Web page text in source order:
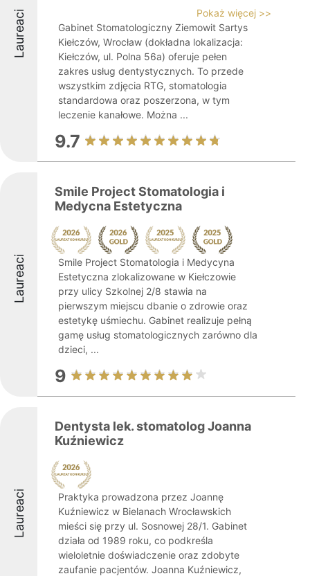
Laureaci
Pokaż więcej >>
Gabinet Stomatologiczny Ziemowit Sartys
Kiełczów, Wrocław (dokładna lokalizacja:
Kiełczów, ul. Polna 56a) oferuje pełen
zakres usług dentystycznych. To przede
wszystkim zdjęcia RTG, stomatologia
standardowa oraz poszerzona, w tym
leczenie kanałowe. Można ...
9.7
Laureaci
Smile Project Stomatologia i
Medycna Estetyczna
Smile Project Stomatologia i Medycyna
Estetyczna zlokalizowane w Kiełczowie
przy ulicy Szkolnej 2/8 stawia na
pierwszym miejscu dbanie o zdrowie oraz
estetykę uśmiechu. Gabinet realizuje pełną
gamę usług stomatologicznych zarówno dla
dzieci, ...
9
Laureaci
Dentysta lek. stomatolog Joanna
Kuźniewicz
Praktyka prowadzona przez Joannę
Kuźniewicz w Bielanach Wrocławskich
mieści się przy ul. Sosnowej 28/1. Gabinet
działa od 1989 roku, co podkreśla
wieloletnie doświadczenie oraz zdobyte
zaufanie pacjentów. Joanna Kuźniewicz,